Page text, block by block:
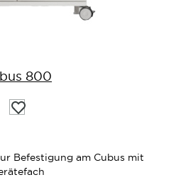
800
Auf
die
Befestigung am Cubus mit